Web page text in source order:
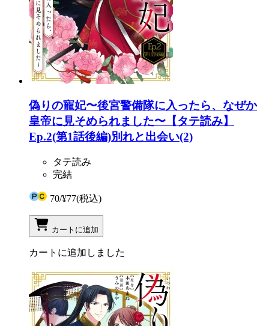
偽りの寵妃〜後宮警備隊に入ったら、なぜか
皇帝に見そめられました〜【タテ読み】
Ep.2(第1話後編)別れと出会い(2)
タテ読み
完結
70/¥77(税込)
カートに追加
カートに追加しました